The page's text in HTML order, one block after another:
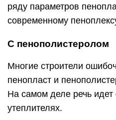
ряду параметров
современному
С пенополистеролом
Многие строители
пенопласт и
На самом деле речь идет
утеплителях.